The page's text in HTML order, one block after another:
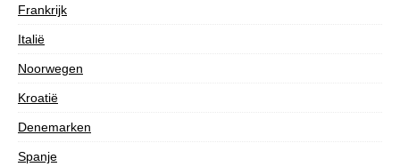
Frankrijk
Italië
Noorwegen
Kroatië
Denemarken
Spanje